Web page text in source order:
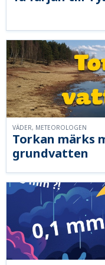
Torkan märks
grundvatten
VÄDER, METEOROLOGEN